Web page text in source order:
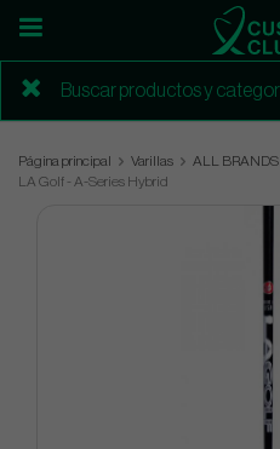
Página principal Varillas ALL BRANDS
LA Golf - A-Series Hybrid